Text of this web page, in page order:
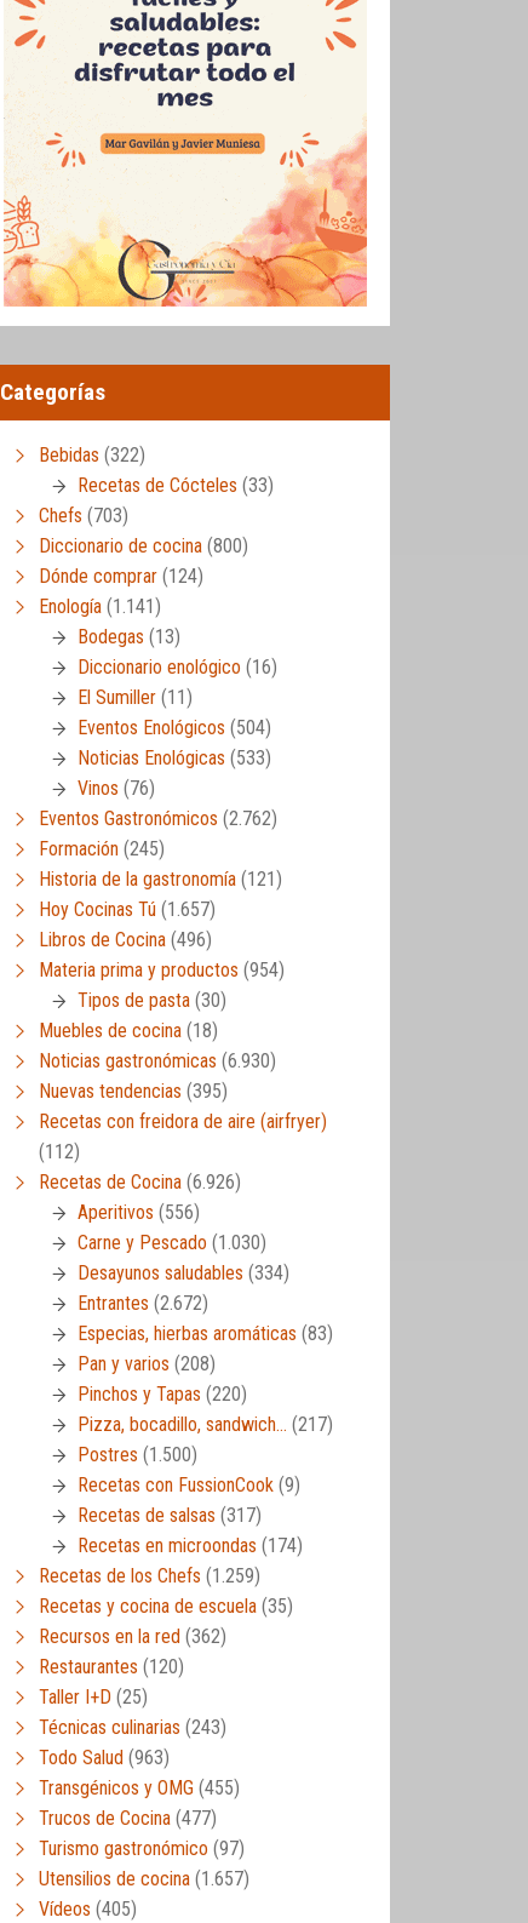
Categorías
Bebidas (322)
Recetas de Cócteles (33)
Chefs (703)
Diccionario de cocina (800)
Dónde comprar (124)
Enología (1.141)
Bodegas (13)
Diccionario enológico (16)
El Sumiller (11)
Eventos Enológicos (504)
Noticias Enológicas (533)
Vinos (76)
Eventos Gastronómicos (2.762)
Formación (245)
Historia de la gastronomía (121)
Hoy Cocinas Tú (1.657)
Libros de Cocina (496)
Materia prima y productos (954)
Tipos de pasta (30)
Muebles de cocina (18)
Noticias gastronómicas (6.930)
Nuevas tendencias (395)
Recetas con freidora de aire (airfryer)
(112)
Recetas de Cocina (6.926)
Aperitivos (556)
Carne y Pescado (1.030)
Desayunos saludables (334)
Entrantes (2.672)
Especias, hierbas aromáticas (83)
Pan y varios (208)
Pinchos y Tapas (220)
Pizza, bocadillo, sandwich… (217)
Postres (1.500)
Recetas con FussionCook (9)
Recetas de salsas (317)
Recetas en microondas (174)
Recetas de los Chefs (1.259)
Recetas y cocina de escuela (35)
Recursos en la red (362)
Restaurantes (120)
Taller I+D (25)
Técnicas culinarias (243)
Todo Salud (963)
Transgénicos y OMG (455)
Trucos de Cocina (477)
Turismo gastronómico (97)
Utensilios de cocina (1.657)
Vídeos (405)